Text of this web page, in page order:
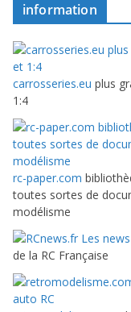
information
carrosseries.eu plus
1:4
rc-paper.com
toutes sortes de
modélisme
de la RC Française